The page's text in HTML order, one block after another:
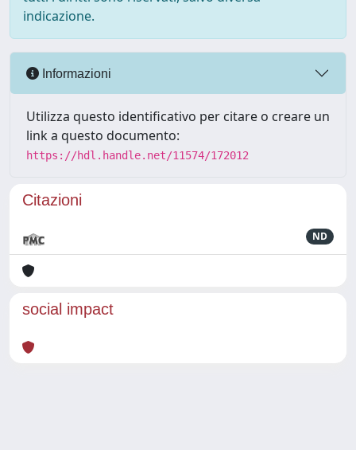
indicazione.
Informazioni
Utilizza questo identificativo per citare o creare un
link a questo documento:
https://hdl.handle.net/11574/172012
Citazioni
ND
social impact